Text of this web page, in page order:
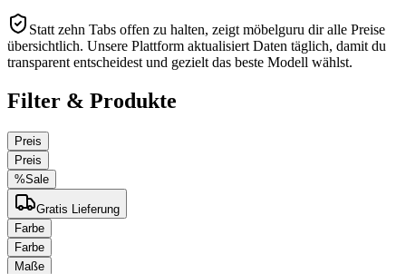
Statt zehn Tabs offen zu halten, zeigt möbelguru dir alle Preise
übersichtlich. Unsere Plattform aktualisiert Daten täglich, damit du
transparent entscheidest und gezielt das beste Modell wählst.
Filter & Produkte
Preis
Preis
%Sale
Gratis Lieferung
Farbe
Farbe
Maße